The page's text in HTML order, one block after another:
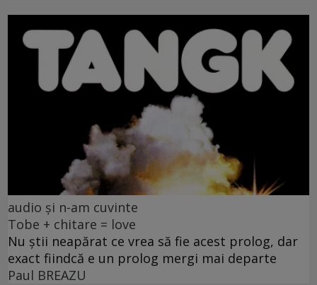
audio și n-am cuvinte
Tobe + chitare = love
Nu știi neapărat ce vrea să fie acest prolog, dar
exact fiindcă e un prolog mergi mai departe
Paul BREAZU